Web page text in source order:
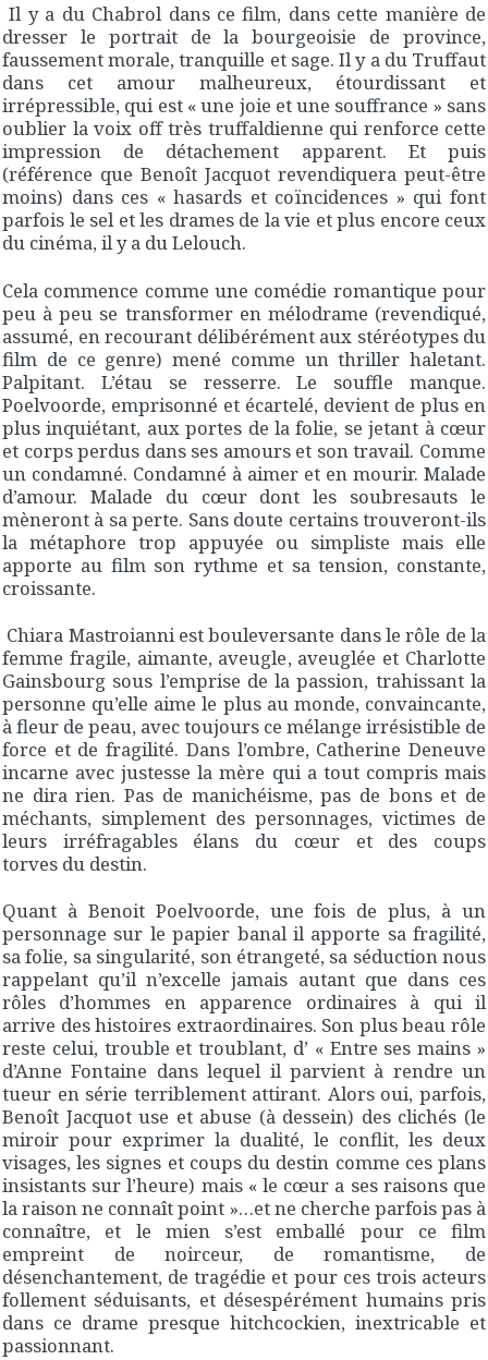
Il y a du Chabrol dans ce film, dans cette manière de
dresser le portrait de la bourgeoisie de province,
faussement morale, tranquille et sage. Il y a du Truffaut
dans cet amour malheureux, étourdissant et
irrépressible, qui est « une joie et une souffrance » sans
oublier la voix off très truffaldienne qui renforce cette
impression de détachement apparent. Et puis
(référence que Benoît Jacquot revendiquera peut-être
moins) dans ces « hasards et coïncidences » qui font
parfois le sel et les drames de la vie et plus encore ceux
du cinéma, il y a du Lelouch.
Cela commence comme une comédie romantique pour
peu à peu se transformer en mélodrame (revendiqué,
assumé, en recourant délibérément aux stéréotypes du
film de ce genre) mené comme un thriller haletant.
Palpitant. L’étau se resserre. Le souffle manque.
Poelvoorde, emprisonné et écartelé, devient de plus en
plus inquiétant, aux portes de la folie, se jetant à cœur
et corps perdus dans ses amours et son travail. Comme
un condamné. Condamné à aimer et en mourir. Malade
d’amour. Malade du cœur dont les soubresauts le
mèneront à sa perte. Sans doute certains trouveront-ils
la métaphore trop appuyée ou simpliste mais elle
apporte au film son rythme et sa tension, constante,
croissante.
Chiara Mastroianni est bouleversante dans le rôle de la
femme fragile, aimante, aveugle, aveuglée et Charlotte
Gainsbourg sous l’emprise de la passion, trahissant la
personne qu’elle aime le plus au monde, convaincante,
à fleur de peau, avec toujours ce mélange irrésistible de
force et de fragilité. Dans l’ombre, Catherine Deneuve
incarne avec justesse la mère qui a tout compris mais
ne dira rien. Pas de manichéisme, pas de bons et de
méchants, simplement des personnages, victimes de
leurs irréfragables élans du cœur et des coups
torves du destin.
Quant à Benoit Poelvoorde, une fois de plus, à un
personnage sur le papier banal il apporte sa fragilité,
sa folie, sa singularité, son étrangeté, sa séduction nous
rappelant qu’il n’excelle jamais autant que dans ces
rôles d’hommes en apparence ordinaires à qui il
arrive des histoires extraordinaires. Son plus beau rôle
reste celui, trouble et troublant, d’ « Entre ses mains »
d’Anne Fontaine dans lequel il parvient à rendre un
tueur en série terriblement attirant. Alors oui, parfois,
Benoît Jacquot use et abuse (à dessein) des clichés (le
miroir pour exprimer la dualité, le conflit, les deux
visages, les signes et coups du destin comme ces plans
insistants sur l’heure) mais « le cœur a ses raisons que
la raison ne connaît point »…et ne cherche parfois pas à
connaître, et le mien s’est emballé pour ce film
empreint de noirceur, de romantisme, de
désenchantement, de tragédie et pour ces trois acteurs
follement séduisants, et désespérément humains pris
dans ce drame presque hitchcockien, inextricable et
passionnant.